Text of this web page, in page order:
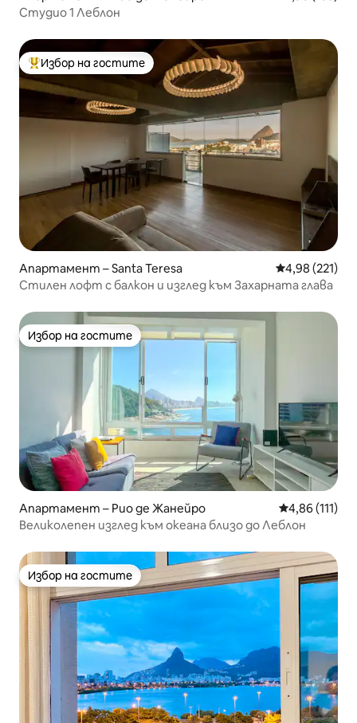
Студио 1 Леблон
Най-популярен избор на гостите
Избор на гостите
Апартамент – Santa Teresa Средна
4,98 (221)
Стилен лофт с балкон и изглед към Захарната глава
Избор на гостите
Избор на гостите
Апартамент – Рио де Жанейро Средна
4,86 (111)
Великолепен изглед към океана близо до Леблон
Избор на гостите
Избор на гостите